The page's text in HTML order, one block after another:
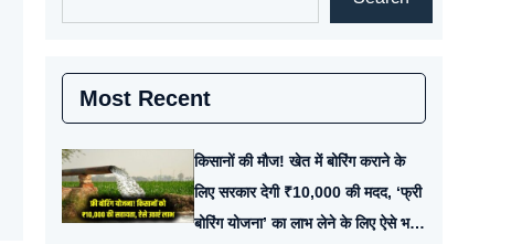
Most Recent
किसानों की मौज! खेत में बोरिंग कराने के
लिए सरकार देगी ₹10,000 की मदद, ‘फ्री
बोरिंग योजना’ का लाभ लेने के लिए ऐसे भरें